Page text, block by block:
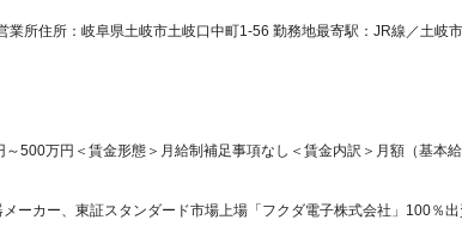
業所住所：岐阜県土岐市土岐口中町1-56 勤務地最寄駅：JR線／土岐
～500万円＜賃金形態＞月給制補足事項なし＜賃金内訳＞月額（基本
ーカー、東証スタンダード市場上場「フクダ電子株式会社」100％